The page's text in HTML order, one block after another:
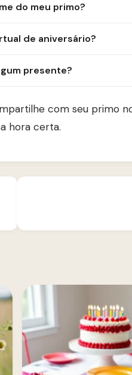
do meu primo?
de aniversário?
presente?
com seu primo
hora certa.